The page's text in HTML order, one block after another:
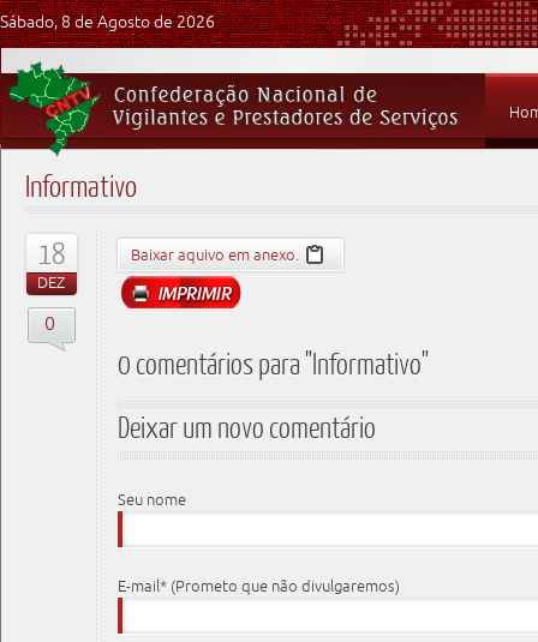
Sábado, 8 de Agosto de 2026
Informativo
18
DEZ
0
Baixar aquivo em anexo.
0 comentários para "Informativo"
Deixar um novo comentário
Seu nome
E-mail* (Prometo que não divulgaremos)